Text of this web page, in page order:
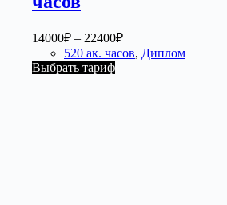
14000₽ – 22400₽
520 ак. часов, Диплом
Выбрать тариф